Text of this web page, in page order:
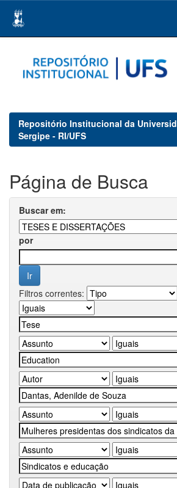
navigation
Repositório Institucional da
Sergipe - RI/UFS
Página de Busca
Buscar em:
por
Filtros correntes: